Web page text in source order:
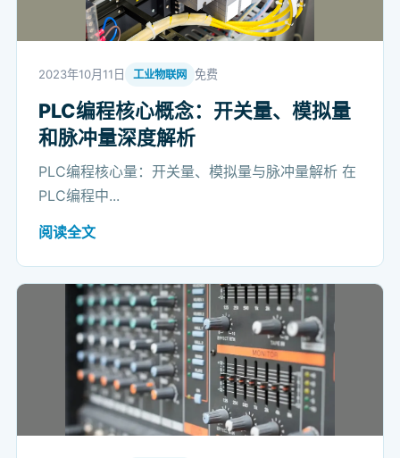
2023年10月11日 工业物联网 免费
PLC编程核心概念：开关量、模拟量
和脉冲量深度解析
PLC编程核心量：开关量、模拟量与脉冲量解析 在
PLC编程中...
阅读全文